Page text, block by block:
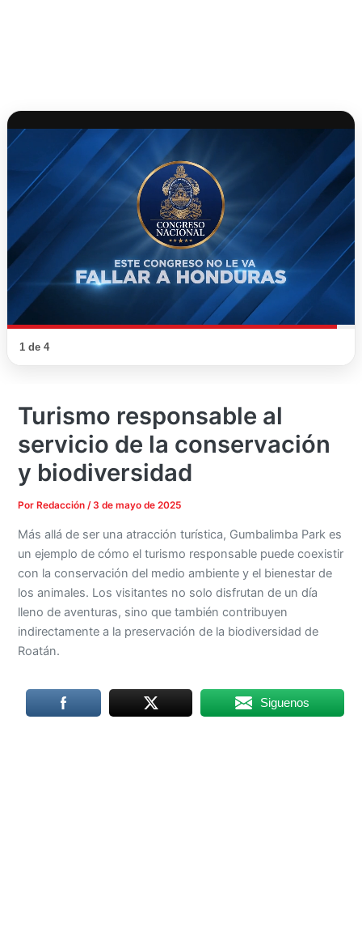
1 de 4
Turismo responsable al
servicio de la conservación
y biodiversidad
Por Redacción/ 3 de mayo de 2025
Más allá de ser una atracción turística, Gumbalimba Park es
un ejemplo de cómo el turismo responsable puede coexistir
con la conservación del medio ambiente y el bienestar de
los animales. Los visitantes no solo disfrutan de un día
lleno de aventuras, sino que también contribuyen
indirectamente a la preservación de la biodiversidad de
Roatán.
Siguenos